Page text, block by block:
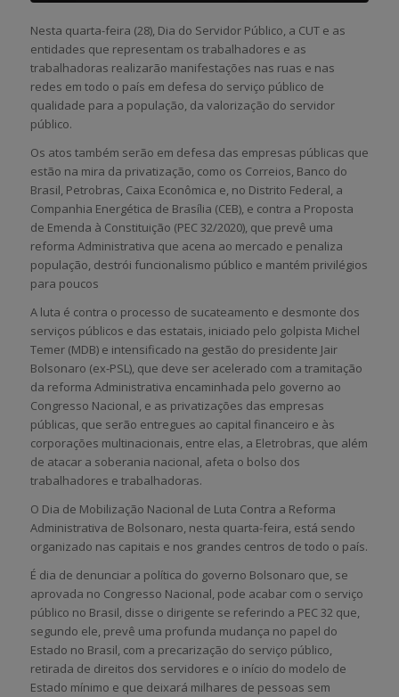
Nesta quarta-feira (28), Dia do Servidor Público, a CUT e as
entidades que representam os trabalhadores e as
trabalhadoras realizarão manifestações nas ruas e nas
redes em todo o país em defesa do serviço público de
qualidade para a população, da valorização do servidor
público.
Os atos também serão em defesa das empresas públicas que
estão na mira da privatização, como os Correios, Banco do
Brasil, Petrobras, Caixa Econômica e, no Distrito Federal, a
Companhia Energética de Brasília (CEB), e contra a Proposta
de Emenda à Constituição (PEC 32/2020), que prevê uma
reforma Administrativa que acena ao mercado e penaliza
população, destrói funcionalismo público e mantém privilégios
para poucos
A luta é contra o processo de sucateamento e desmonte dos
serviços públicos e das estatais, iniciado pelo golpista Michel
Temer (MDB) e intensificado na gestão do presidente Jair
Bolsonaro (ex-PSL), que deve ser acelerado com a tramitação
da reforma Administrativa encaminhada pelo governo ao
Congresso Nacional, e as privatizações das empresas
públicas, que serão entregues ao capital financeiro e às
corporações multinacionais, entre elas, a Eletrobras, que além
de atacar a soberania nacional, afeta o bolso dos
trabalhadores e trabalhadoras.
O Dia de Mobilização Nacional de Luta Contra a Reforma
Administrativa de Bolsonaro, nesta quarta-feira, está sendo
organizado nas capitais e nos grandes centros de todo o país.
É dia de denunciar a política do governo Bolsonaro que, se
aprovada no Congresso Nacional, pode acabar com o serviço
público no Brasil, disse o dirigente se referindo a PEC 32 que,
segundo ele, prevê uma profunda mudança no papel do
Estado no Brasil, com a precarização do serviço público,
retirada de direitos dos servidores e o início do modelo de
Estado mínimo e que deixará milhares de pessoas sem